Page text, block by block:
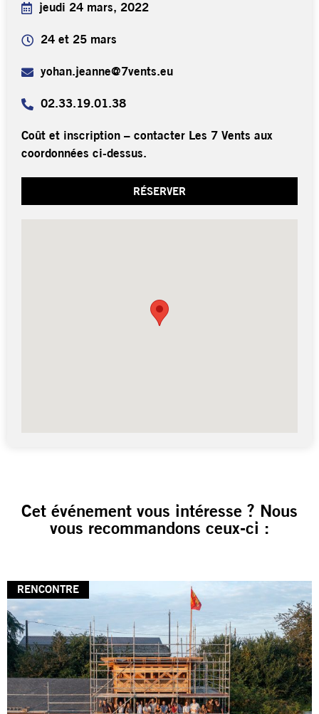
jeudi 24 mars, 2022
24 et 25 mars
yohan.jeanne@7vents.eu
02.33.19.01.38
Coût et inscription – contacter Les 7 Vents aux
coordonnées ci-dessus.
RÉSERVER
Cet événement vous intéresse ? Nous
vous recommandons ceux-ci :
RENCONTRE